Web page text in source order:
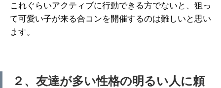
これぐらいアクティブに行動できる方でないと、狙っ
て可愛い子が来る合コンを開催するのは難しいと思い
ます。
２、友達が多い性格の明るい人に頼